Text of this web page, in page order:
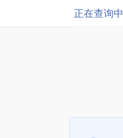
正在查询中